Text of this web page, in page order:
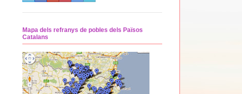
Mapa dels refranys de pobles dels Països
Catalans